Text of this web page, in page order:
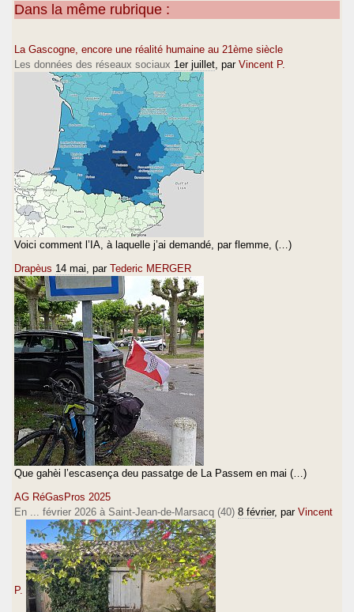
Dans la même rubrique :
La Gascogne, encore une réalité humaine au 21ème siècle
Les données des réseaux sociaux 1er juillet , par Vincent P.
Voici comment l’IA, à laquelle j’ai demandé, par flemme, (…)
Drapèus 14 mai , par Tederic MERGER
Que gahèi l’escasença deu passatge de La Passem en mai (…)
AG RéGasPros 2025
En ... février 2026 à Saint-Jean-de-Marsacq (40) 8 février, par Vincent
P.